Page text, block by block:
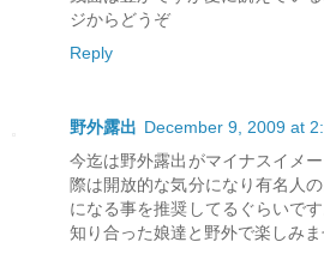
ジからどうぞ
Reply
野外露出 December 9, 2009 at
今迄は野外露出がマイナスイメ
際は開放的な気分になり有名人
になる事を推奨してるぐらいで
知り合った娘達と野外で楽しみ